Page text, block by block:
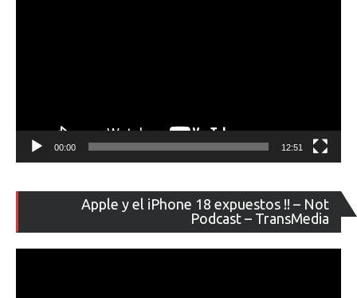
00:00 12:51
Apple y el iPhone 18 expuestos !! – Not
Podcast – TransMedia
de